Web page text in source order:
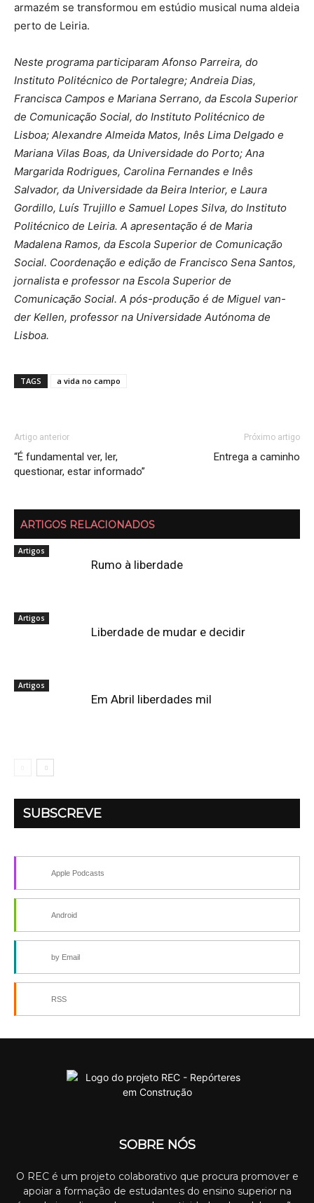
armazém se transformou em estúdio musical numa aldeia
perto de Leiria.
Neste programa participaram Afonso Parreira, do
Instituto Politécnico de Portalegre; Andreia Dias,
Francisca Campos e Mariana Serrano, da Escola Superior
de Comunicação Social, do Instituto Politécnico de
Lisboa; Alexandre Almeida Matos, Inês Lima Delgado e
Mariana Vilas Boas, da Universidade do Porto; Ana
Margarida Rodrigues, Carolina Fernandes e Inês
Salvador, da Universidade da Beira Interior, e Laura
Gordillo, Luís Trujillo e Samuel Lopes Silva, do Instituto
Politécnico de Leiria. A apresentação é de Maria
Madalena Ramos, da Escola Superior de Comunicação
Social. Coordenação e edição de Francisco Sena Santos,
jornalista e professor na Escola Superior de
Comunicação Social. A pós-produção é de Miguel van-
der Kellen, professor na Universidade Autónoma de
Lisboa.
TAGS a vida no campo
Artigo anterior
“É fundamental ver, ler,
questionar, estar informado”
Próximo artigo
Entrega a caminho
ARTIGOS RELACIONADOS
Artigos
Rumo à liberdade
Artigos
Liberdade de mudar e decidir
Artigos
Em Abril liberdades mil
SUBSCREVE
Apple Podcasts
Android
by Email
RSS
SOBRE NÓS
O REC é um projeto colaborativo que procura promover e
apoiar a formação de estudantes do ensino superior na